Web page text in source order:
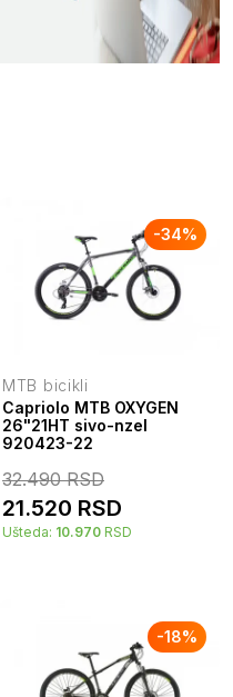
-34%
MTB bicikli
Capriolo MTB OXYGEN
26"21HT sivo-nzel
920423-22
32.490RSD
21.520 RSD
Ušteda: 10.970 RSD
-18%